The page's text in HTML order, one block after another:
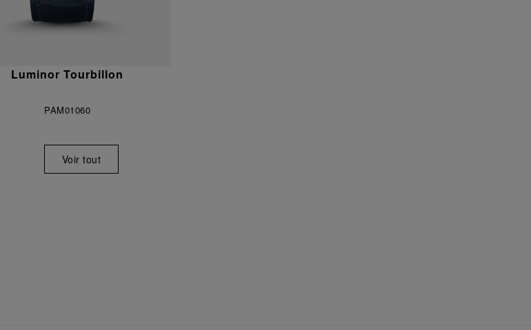
Luminor Tourbillon
PAM01060
Voir tout